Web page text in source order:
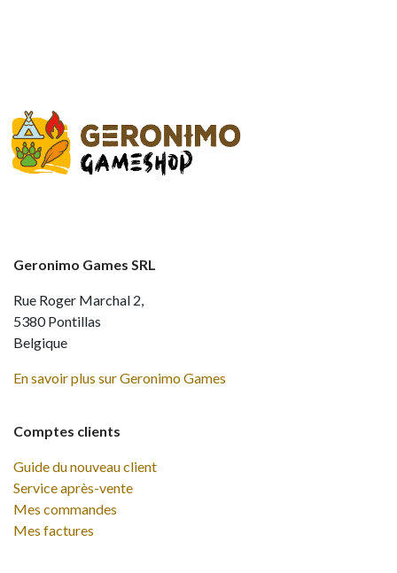
Comptes clients
Guide du nouveau client
Service après-vente
Mes commandes
Mes factures
Geronimo Games SRL
Rue Roger Marchal 2,
5380 Pontillas
Belgique
En savoir plus sur Geronimo Games